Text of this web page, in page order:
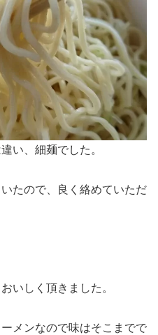
い、細麺でした。
たので、良く絡めていただ
いしく頂きました。
メンなので味はそこまでで